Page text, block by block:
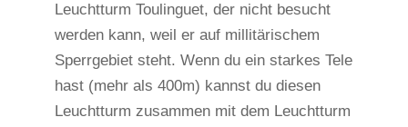
Leuchtturm Toulinguet, der nicht besucht
werden kann, weil er auf millitärischem
Sperrgebiet steht. Wenn du ein starkes Tele
hast (mehr als 400m) kannst du diesen
Leuchtturm zusammen mit dem Leuchtturm